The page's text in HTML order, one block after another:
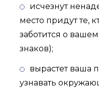
исчезнут
место придут те,
заботится о
знаков);
вырастет ваша
узнавать